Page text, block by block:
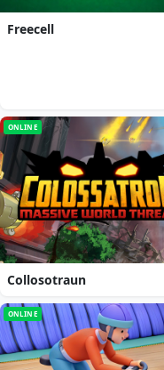
Freecell
ONLINE
Collosotraun
ONLINE